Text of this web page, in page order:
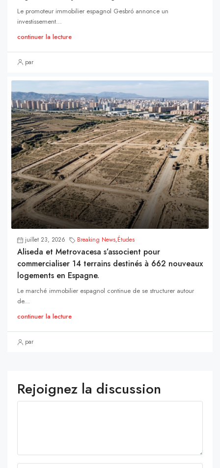
Le promoteur immobilier espagnol Gesbró annonce un
investissement...
continuer la lecture
par
juillet 23, 2026 Breaking News,Études
Aliseda et Metrovacesa s’associent pour
commercialiser 14 terrains destinés à 662 nouveaux
logements en Espagne.
Le marché immobilier espagnol continue de se structurer autour
de...
continuer la lecture
par
Rejoignez la discussion